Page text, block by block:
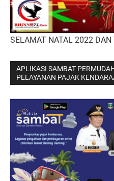
SELAMAT NATAL 2022 DAN
APLIKASI SAMBAT
PELAYANAN PAJAK